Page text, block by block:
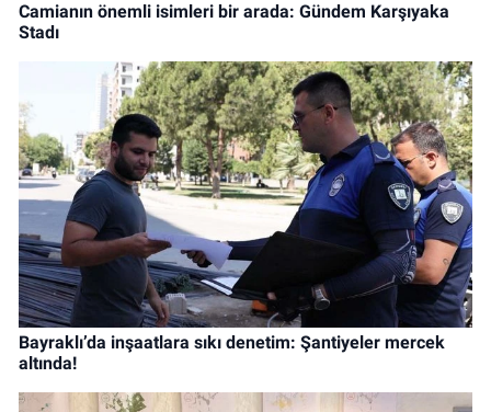
Camianın önemli isimleri bir arada: Gündem Karşıyaka
Stadı
Bayraklı’da inşaatlara sıkı denetim: Şantiyeler mercek
altında!